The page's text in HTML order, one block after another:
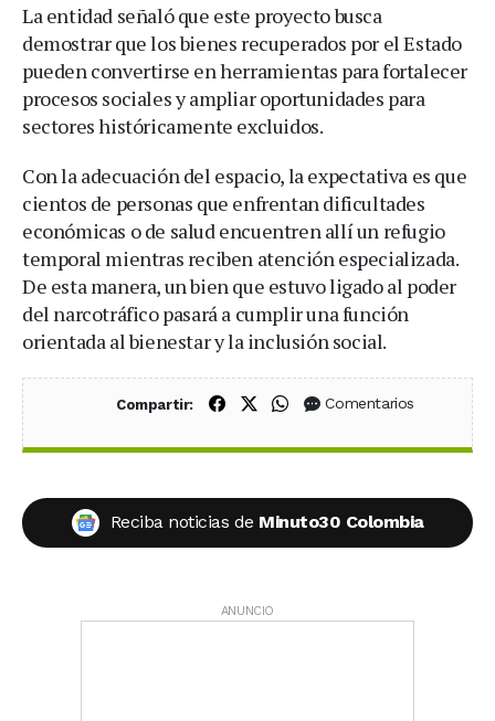
La entidad señaló que este proyecto busca
demostrar que los bienes recuperados por el Estado
pueden convertirse en herramientas para fortalecer
procesos sociales y ampliar oportunidades para
sectores históricamente excluidos.
Con la adecuación del espacio, la expectativa es que
cientos de personas que enfrentan dificultades
económicas o de salud encuentren allí un refugio
temporal mientras reciben atención especializada.
De esta manera, un bien que estuvo ligado al poder
del narcotráfico pasará a cumplir una función
orientada al bienestar y la inclusión social.
Compartir: Compartir en Facebook
Compartir en X (Twitter)
Compartir en WhatsApp
Comentarios
Reciba noticias de Minuto30 Colombia
ANUNCIO